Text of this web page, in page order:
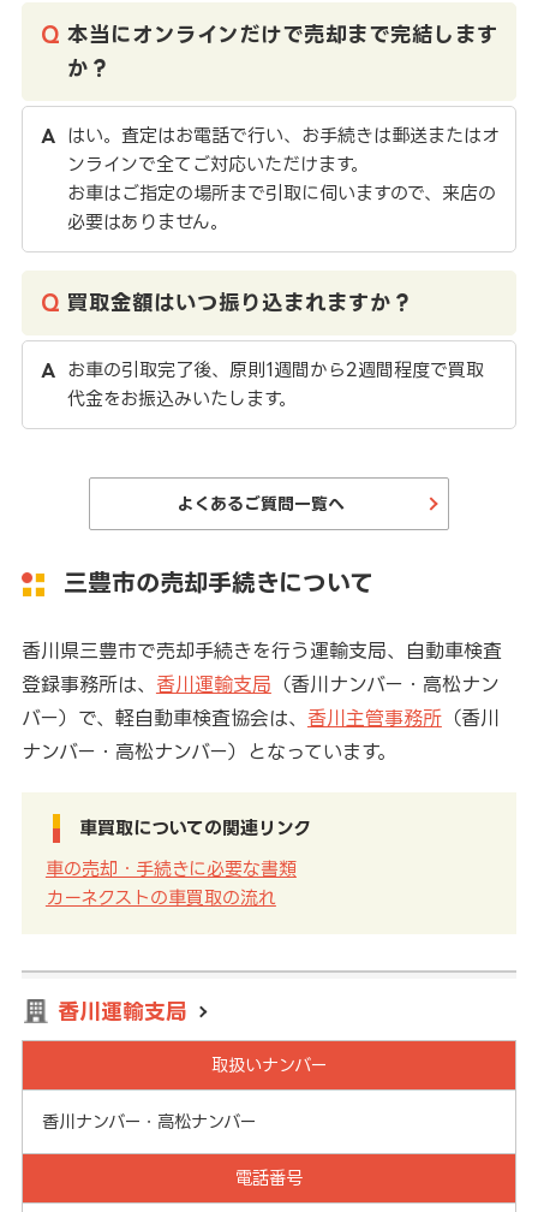
本当にオンラインだけで売却まで完結します
か？
はい。査定はお電話で行い、お手続きは郵送またはオ
ンラインで全てご対応いただけます。
お車はご指定の場所まで引取に伺いますので、来店の
必要はありません。
買取金額はいつ振り込まれますか？
お車の引取完了後、原則1週間から2週間程度で買取
代金をお振込みいたします。
よくあるご質問一覧へ
三豊市の売却手続きについて
香川県三豊市で売却手続きを行う運輸支局、自動車検査
登録事務所は、 香川運輸支局 （香川ナンバー・高松ナン
バー）で、軽自動車検査協会は、 香川主管事務所（香川
ナンバー・高松ナンバー）となっています。
車買取についての関連リンク
車の売却・手続きに必要な書類
カーネクストの車買取の流れ
香川運輸支局
取扱いナンバー
香川ナンバー・高松ナンバー
電話番号